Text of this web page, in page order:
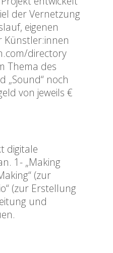
der Vernetzung
eigenen
Künstler:innen
directory
Thema des
„Sound“ noch
von jeweils €
digitale
1- „Making
(zur
(zur Erstellung
und